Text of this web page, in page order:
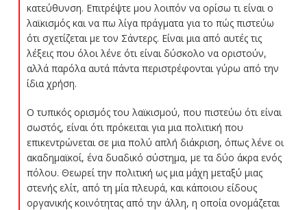
κατεύθυνση. Επιτρέψτε μου λοιπόν να ορίσω τι είναι ο
λαϊκισμός και να πω λίγα πράγματα για το πώς πιστεύω
ότι σχετίζεται με τον Σάντερς. Είναι μια από αυτές τις
λέξεις που όλοι λένε ότι είναι δύσκολο να οριστούν,
αλλά παρόλα αυτά πάντα περιστρέφονται γύρω από την
ίδια χρήση.
Ο τυπικός ορισμός του λαϊκισμού, που πιστεύω ότι είναι
σωστός, είναι ότι πρόκειται για μια πολιτική που
επικεντρώνεται σε μια πολύ απλή διάκριση, όπως λένε οι
ακαδημαϊκοί, ένα δυαδικό σύστημα, με τα δύο άκρα ενός
πόλου. Θεωρεί την πολιτική ως μια μάχη μεταξύ μιας
στενής ελίτ, από τη μία πλευρά, και κάποιου είδους
οργανικής κοινότητας από την άλλη, η οποία ονομάζεται